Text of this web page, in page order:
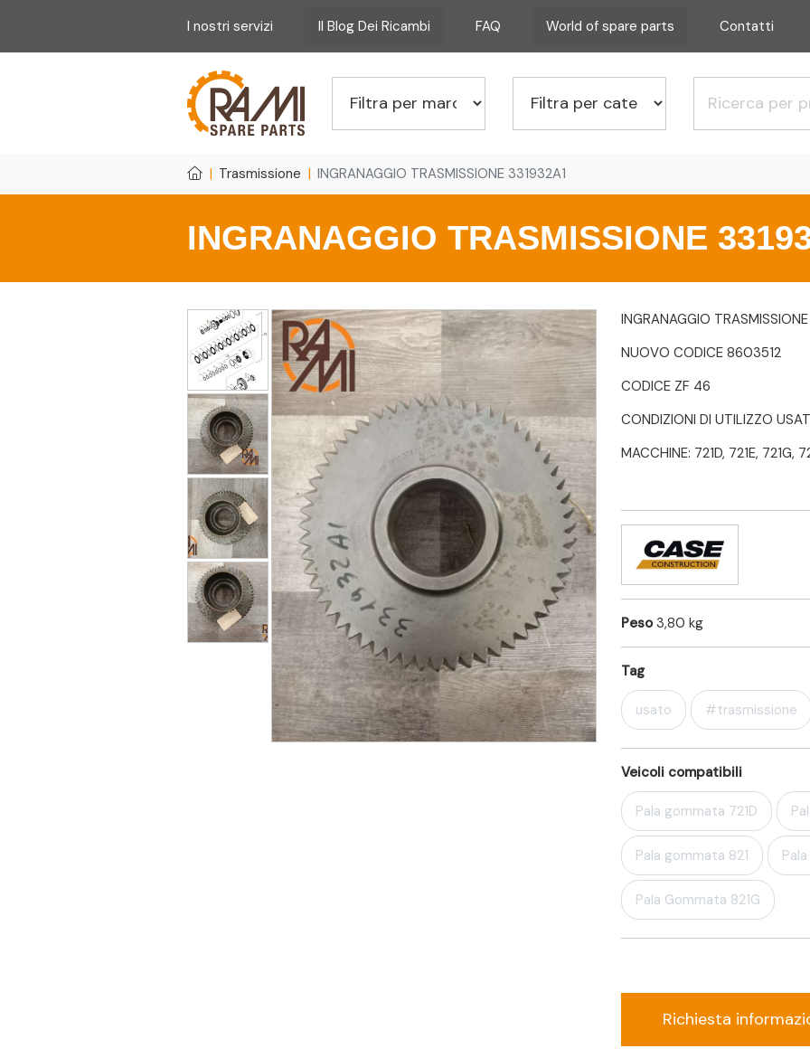
I nostri servizi Il Blog Dei Ricambi FAQ World of spare parts Contatti
Trasmissione INGRANAGGIO TRASMISSIONE 331932A1
INGRANAGGIO TRASMISSIONE
INGRANAGGIO
NUOVO CODICE 8603512
CODICE ZF 46
CONDIZIONI DI UTILIZZO
MACCHINE: 721D, 721E, 721G,
Peso3,80 kg
Tag
usato #trasmissione
Veicoli compatibili
Pala gommata 721D
Pala gommata 821
Pala Gommata 821G
Richiesta